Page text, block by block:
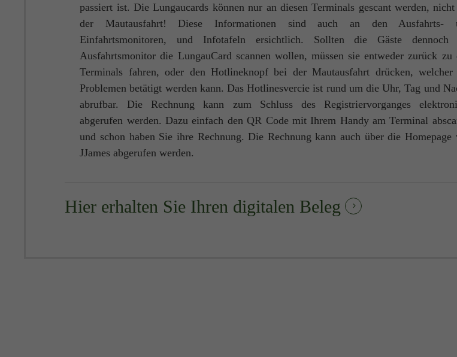
passiert ist. Die Lungaucards können nur an diesen Terminals gescant werden, nicht
der Mautausfahrt! Diese Informationen sind auch an den Ausfahrts-
Einfahrtsmonitoren, und Infotafeln ersichtlich. Sollten die Gäste dennoch
Ausfahrtsmonitor die LungauCard scannen wollen, müssen sie entweder zurück zu
Terminals fahren, oder den Hotlineknopf bei der Mautausfahrt drücken, welcher
Problemen betätigt werden kann. Das Hotlinesvercie ist rund um die Uhr, Tag und
abrufbar. Die Rechnung kann zum Schluss des Registriervorganges
abgerufen werden. Dazu einfach den QR Code mit Ihrem Handy am Terminal
und schon haben Sie ihre Rechnung. Die Rechnung kann auch über die Homepage
JJames abgerufen werden.
Hier erhalten Sie Ihren digitalen Beleg